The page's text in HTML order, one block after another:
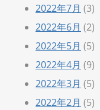
2022年7月 (3)
2022年6月 (2)
2022年5月 (5)
2022年4月 (9)
2022年3月 (5)
2022年2月 (5)